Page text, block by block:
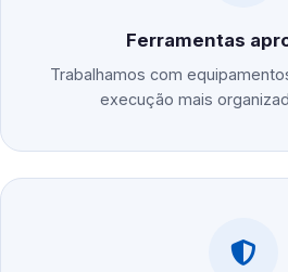
Ferramentas
Trabalhamos com
execução mais